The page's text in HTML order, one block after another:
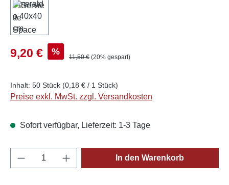
Verkaufspreis:
9,20 € % Regulärer Preis:
11,50 € (20% gespart)
Inhalt: 50 Stück (0,18 € / 1 Stück)
Preise exkl. MwSt. zzgl. Versandkosten
Sofort verfügbar, Lieferzeit: 1-3 Tage
Produkt Anzahl: Gib den gewünschten
In den Warenkorb